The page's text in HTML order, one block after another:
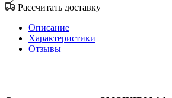
Рассчитать доставку
Описание
Характеристики
Отзывы